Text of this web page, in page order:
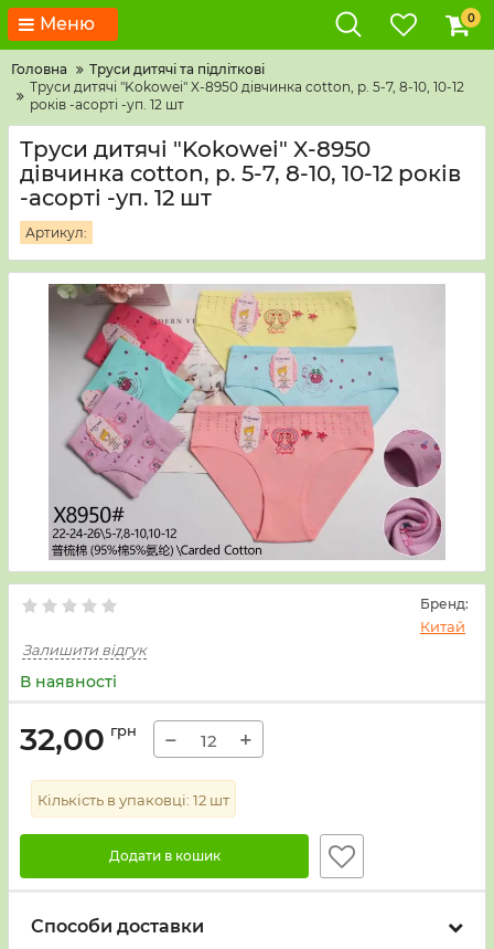
Меню 0
Головна
Труси дитячі та підліткові
Труси дитячі "Kokowei" X-8950 дівчинка cotton, р. 5-7, 8-10, 10-12
років -асорті -уп. 12 шт
Труси дитячі "Kokowei" X-8950
дівчинка cotton, р. 5-7, 8-10, 10-12 років
-асорті -уп. 12 шт
Артикул:
Бренд:
Китай
Залишити відгук
В наявності
32,00 грн − +
Кількість в упаковці: 12 шт
Додати в кошик
Способи доставки